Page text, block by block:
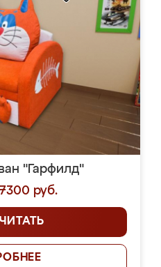
"Гарфилд"
руб.